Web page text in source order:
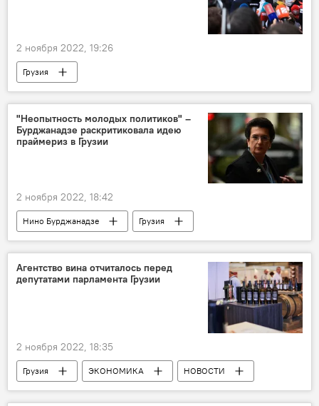
2 ноября 2022, 19:26
Грузия
Грузинская мечта - демократическая Грузия
Ираклий Кобахидзе
НОВОСТИ
"Неопытность молодых политиков" –
Бурджанадзе раскритиковала идею
праймериз в Грузии
2 ноября 2022, 18:42
Нино Бурджанадзе
Грузия
НОВОСТИ
Тбилиси
Зураб Джапаридзе
ПОЛИТИКА
Георгий Вашадзе
Агентство вина отчиталось перед
депутатами парламента Грузии
2 ноября 2022, 18:35
Грузия ЭКОНОМИКА
НОВОСТИ
США
Великобритания Япония